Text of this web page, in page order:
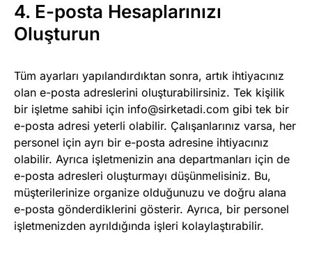
4. E-posta Hesaplarınızı
Oluşturun
Tüm ayarları yapılandırdıktan sonra, artık ihtiyacınız
olan e-posta adreslerini oluşturabilirsiniz. Tek kişilik
bir işletme sahibi için info@sirketadi.com gibi tek bir
e-posta adresi yeterli olabilir. Çalışanlarınız varsa, her
personel için ayrı bir e-posta adresine ihtiyacınız
olabilir. Ayrıca işletmenizin ana departmanları için de
e-posta adresleri oluşturmayı düşünmelisiniz. Bu,
müşterilerinize organize olduğunuzu ve doğru alana
e-posta gönderdiklerini gösterir. Ayrıca, bir personel
işletmenizden ayrıldığında işleri kolaylaştırabilir.